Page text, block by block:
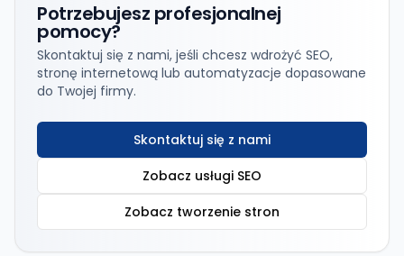
Potrzebujesz profesjonalnej
pomocy?
Skontaktuj się z nami, jeśli chcesz wdrożyć SEO,
stronę internetową lub automatyzacje dopasowane
do Twojej firmy.
Skontaktuj się z nami
Zobacz usługi SEO
Zobacz tworzenie stron